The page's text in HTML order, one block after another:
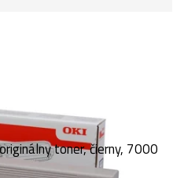
toner, čierny, 7000